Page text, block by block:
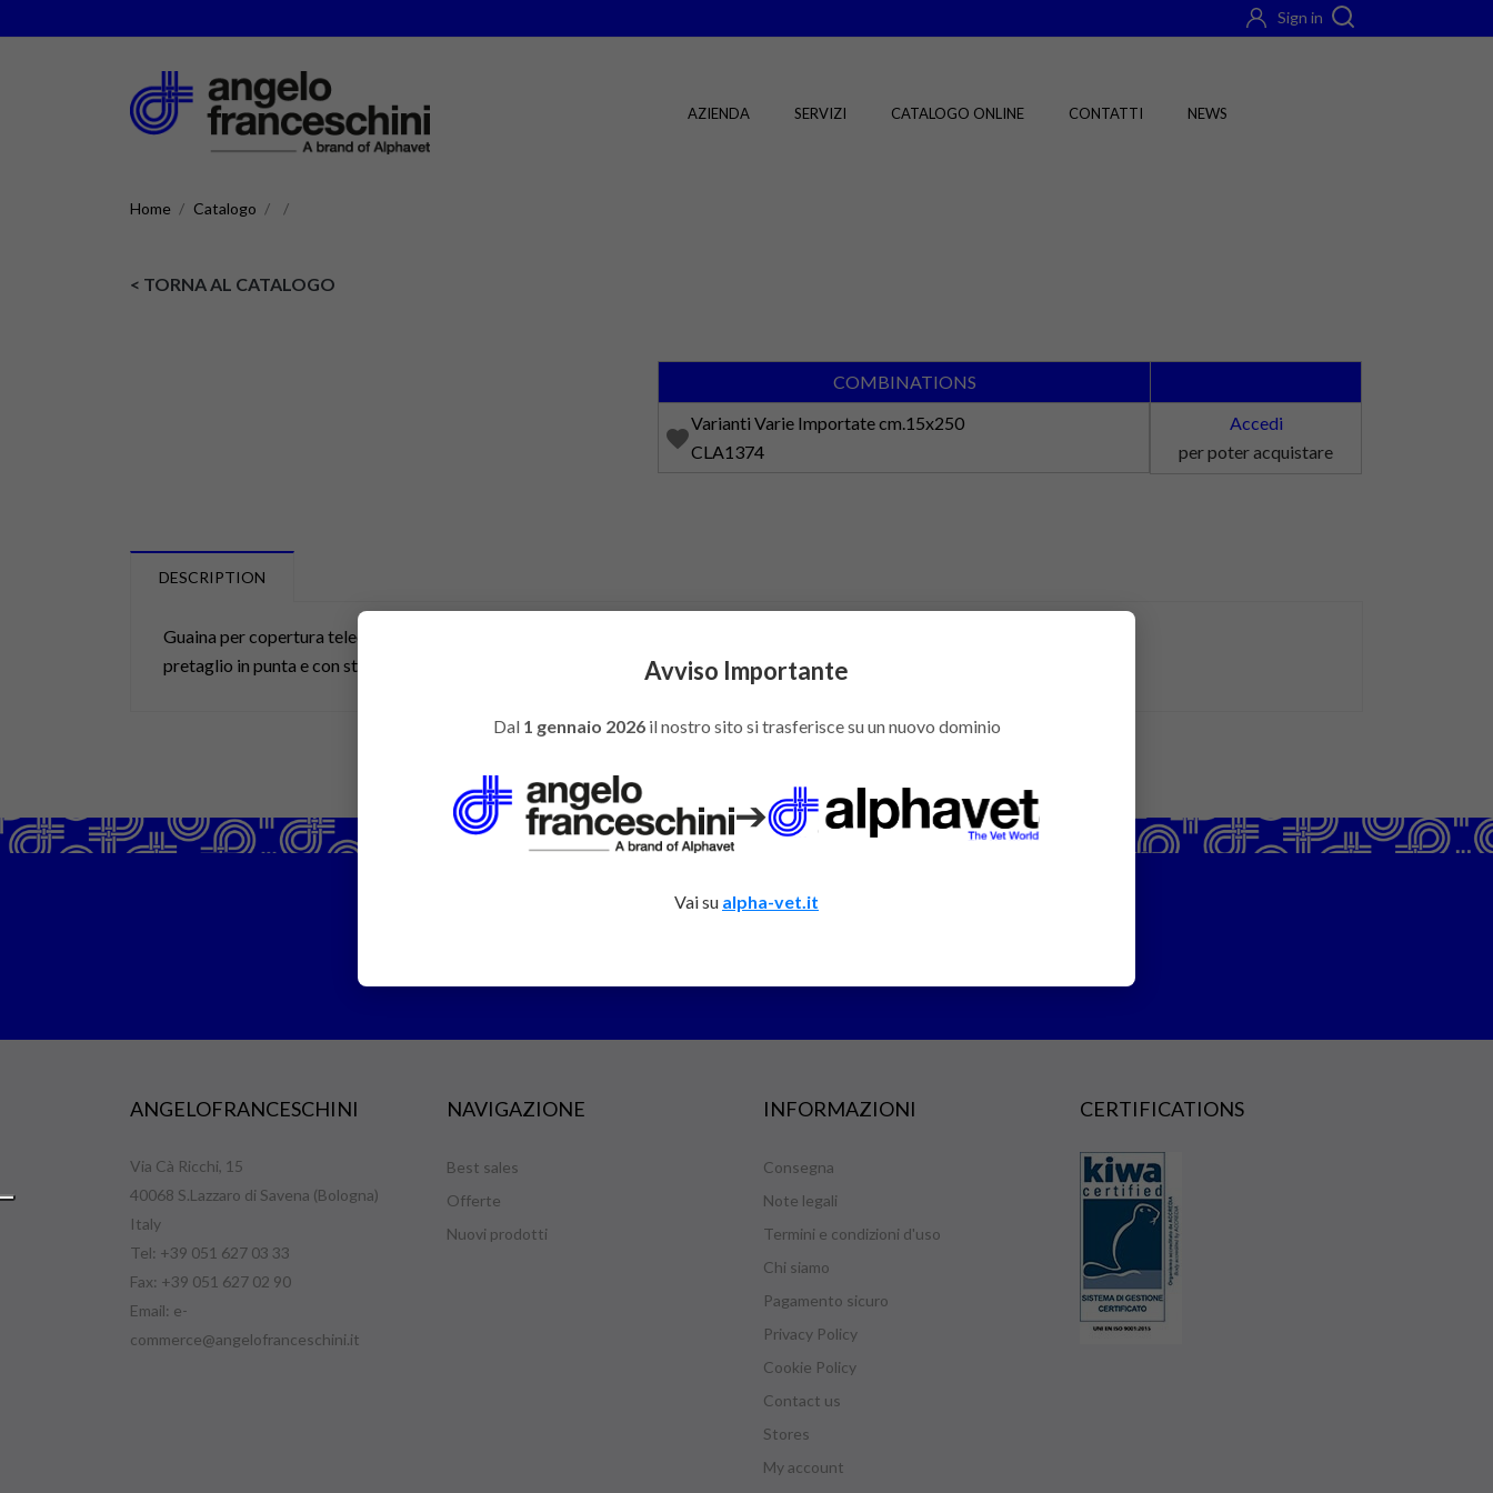
Sign in
AZIENDA SERVIZI CATALOGO ONLINE CONTATTI NEWS
Home Catalogo
< TORNA AL CATALOGO
COMBINATIONS
favorite
Varianti Varie Importate cm.15x250
CLA1374
Accedi
per poter acquistare
DESCRIPTION
Guaina per copertura telecamera di dimensioni 15x250cm in polietilene con
pretaglio in punta e con striscia adesiva.
ANGELOFRANCESCHINI
Via Cà Ricchi, 15
40068 S.Lazzaro di Savena (Bologna)
Italy
Tel: +39 051 627 03 33
Fax: +39 051 627 02 90
Email: e-
commerce@angelofranceschini.it
NAVIGAZIONE
Best sales
Offerte
Nuovi prodotti
INFORMAZIONI
Consegna
Note legali
Termini e condizioni d'uso
Chi siamo
Pagamento sicuro
Privacy Policy
Cookie Policy
Contact us
Stores
My account
CERTIFICATIONS
Avviso Importante
Dal 1 gennaio 2026il nostro sito si trasferisce su un nuovo dominio
➔
Vai su alpha-vet.it